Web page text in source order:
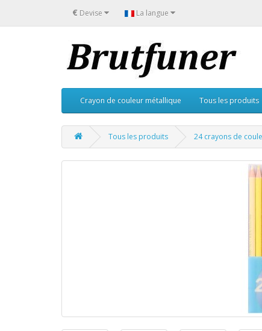
€ Devise La langue
Crayon de couleur métallique Tous les produits
Tous les produits 24 crayons de